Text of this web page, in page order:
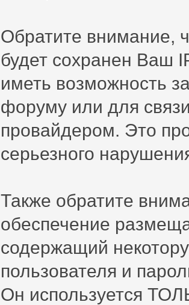
Обратите внимание,
будет сохранен Ваш
иметь возможность
форуму или для
провайдером. Это
серьезного
Также обратите
обеспечение
содержащий
пользователя и
Он используется